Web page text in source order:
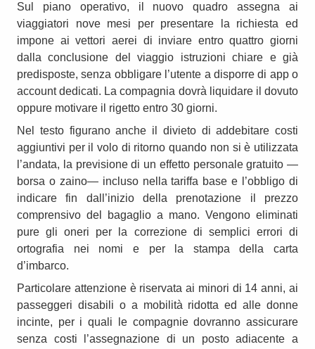
Sul piano operativo, il nuovo quadro assegna ai
viaggiatori nove mesi per presentare la richiesta ed
impone ai vettori aerei di inviare entro quattro giorni
dalla conclusione del viaggio istruzioni chiare e già
predisposte, senza obbligare l’utente a disporre di app o
account dedicati. La compagnia dovrà liquidare il dovuto
oppure motivare il rigetto entro 30 giorni.
Nel testo figurano anche il divieto di addebitare costi
aggiuntivi per il volo di ritorno quando non si è utilizzata
l’andata, la previsione di un effetto personale gratuito —
borsa o zaino— incluso nella tariffa base e l’obbligo di
indicare fin dall’inizio della prenotazione il prezzo
comprensivo del bagaglio a mano. Vengono eliminati
pure gli oneri per la correzione di semplici errori di
ortografia nei nomi e per la stampa della carta
d’imbarco.
Particolare attenzione è riservata ai minori di 14 anni, ai
passeggeri disabili o a mobilità ridotta ed alle donne
incinte, per i quali le compagnie dovranno assicurare
senza costi l’assegnazione di un posto adiacente a